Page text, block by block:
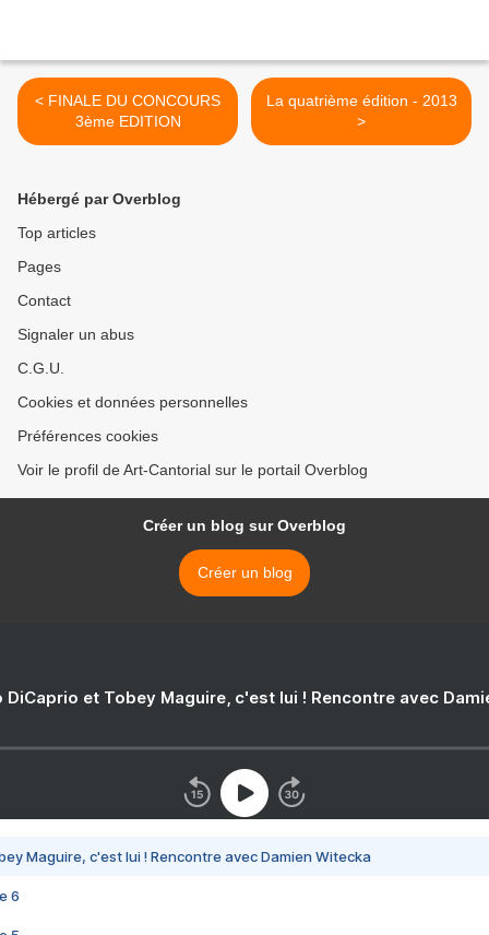
< FINALE DU CONCOURS
3ème EDITION
La quatrième édition - 2013
>
Hébergé par Overblog
Top articles
Pages
Contact
Signaler un abus
C.G.U.
Cookies et données personnelles
Préférences cookies
Voir le profil de Art-Cantorial sur le portail Overblog
Créer un blog sur Overblog
Créer un blog
DiCaprio et Tobey Maguire, c'est lui ! Rencontre avec
Maguire, c'est lui ! Rencontre avec Damien Witecka
6